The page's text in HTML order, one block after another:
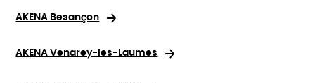
AKENA Besançon
AKENA Venarey-les-Laumes